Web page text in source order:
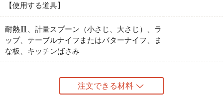
【使用する道具】
耐熱皿、計量スプーン（小さじ、大さじ）、ラ
ップ、テーブルナイフまたはバターナイフ、ま
な板、キッチンばさみ
注文できる材料